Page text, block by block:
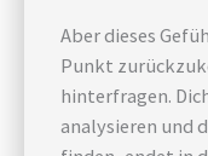
Aber dieses
Punkt
hinterfragen.
analysieren und